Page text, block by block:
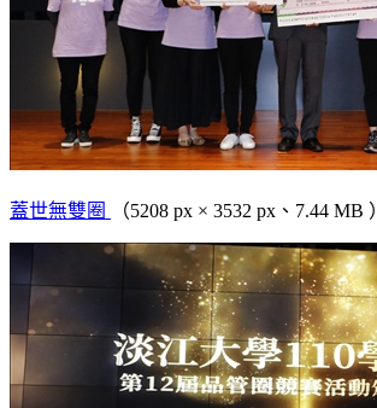
蓋世無雙圈 （5208 px × 3532 px、7.44 MB ）